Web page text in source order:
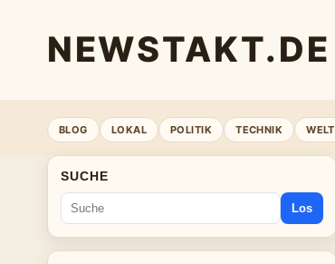
NEWSTAKT.DE
BLOG LOKAL POLITIK TECHNIK WELT
SUCHE
Los